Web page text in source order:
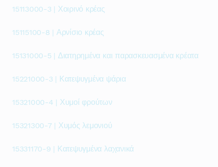
15113000-3 | Χοιρινό κρέας
15115100-8 | Αρνίσιο κρέας
15131000-5 | Διατηρημένα και παρασκευασμένα κρέατα
15221000-3 | Κατεψυγμένα ψάρια
15321000-4 | Χυμοί φρούτων
15321300-7 | Χυμός λεμονιού
15331170-9 | Κατεψυγμένα λαχανικά